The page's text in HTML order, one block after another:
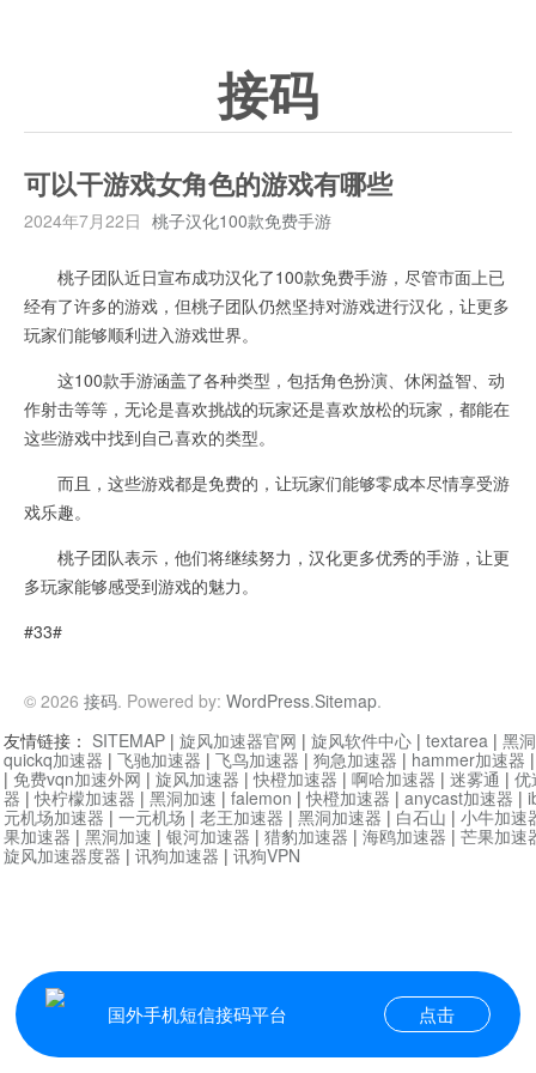
接码
可以干游戏女角色的游戏有哪些
2024年7月22日 桃子汉化100款免费手游
桃子团队近日宣布成功汉化了100款免费手游，尽管市面上已
经有了许多的游戏，但桃子团队仍然坚持对游戏进行汉化，让更多
玩家们能够顺利进入游戏世界。
这100款手游涵盖了各种类型，包括角色扮演、休闲益智、动
作射击等等，无论是喜欢挑战的玩家还是喜欢放松的玩家，都能在
这些游戏中找到自己喜欢的类型。
而且，这些游戏都是免费的，让玩家们能够零成本尽情享受游
戏乐趣。
桃子团队表示，他们将继续努力，汉化更多优秀的手游，让更
多玩家能够感受到游戏的魅力。
#33#
© 2026 接码. Powered by: WordPress.Sitemap.
国外手机短信接码平台 点击
友情链接： SITEMAP | 旋风加速器官网 | 旋风软件中心 | textarea | 黑
quickq加速器 | 飞驰加速器 | 飞鸟加速器 | 狗急加速器 | hammer加速器
| 免费vqn加速外网 | 旋风加速器 |快橙加速器 | 啊哈加速器 | 迷雾通 | 优
器 |快柠檬加速器 | 黑洞加速 | falemon |快橙加速器 | anycast加速器 |
元机场加速器 | 一元机场 | 老王加速器 | 黑洞加速器 | 白石山 | 小牛加速
果加速器 | 黑洞加速 | 银河加速器 | 猎豹加速器 | 海鸥加速器 | 芒果加速
旋风加速器度器 | 讯狗加速器 | 讯狗VPN